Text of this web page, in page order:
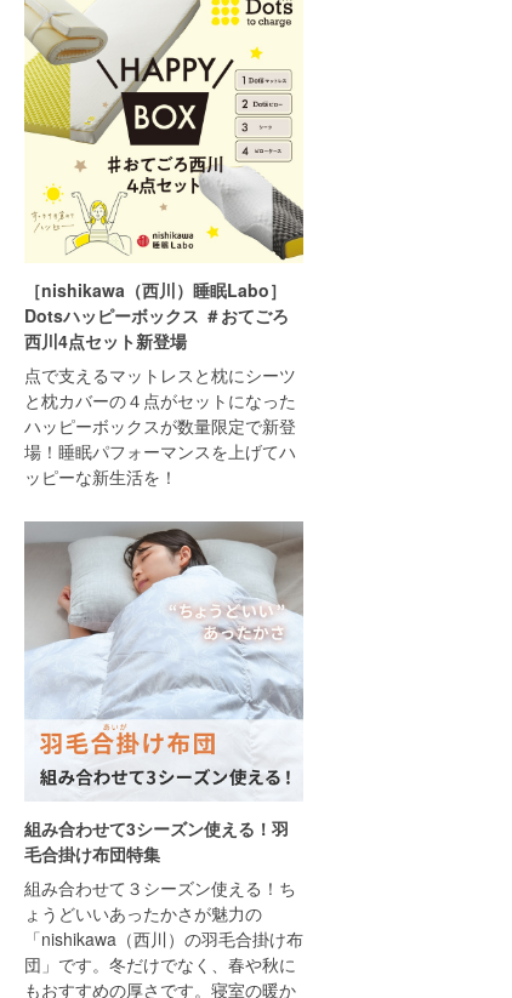
［nishikawa（西川）睡眠Labo］
Dotsハッピーボックス ＃おてごろ
西川4点セット新登場
点で支えるマットレスと枕にシーツ
と枕カバーの４点がセットになった
ハッピーボックスが数量限定で新登
場！睡眠パフォーマンスを上げてハ
ッピーな新生活を！
組み合わせて3シーズン使える！羽
毛合掛け布団特集
組み合わせて３シーズン使える！ち
ょうどいいあったかさが魅力の
「nishikawa（西川）の羽毛合掛け布
団」です。冬だけでなく、春や秋に
もおすすめの厚さです。寝室の暖か